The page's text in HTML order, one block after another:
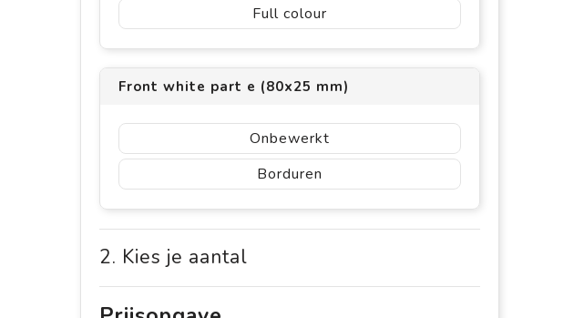
Full colour
Front white part e (80x25 mm)
Onbewerkt
Borduren
2. Kies je aantal